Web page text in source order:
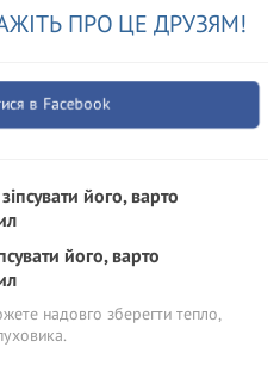
ПРО ЦЕ ДРУЗЯМ!
в Facebook
його, варто
надовго зберегти тепло,